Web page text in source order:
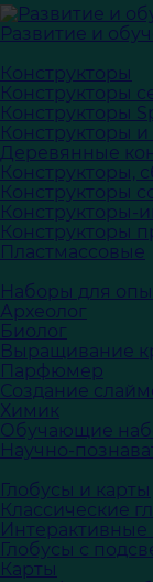
Развитие и
Конструкторы
Конструкторы
Конструкторы
Конструкторы
Деревянные
Конструкторы,
Конструкторы
Конструкторы-
Конструкторы
Пластмассовые
Наборы для
Археолог
Биолог
Выращивание
Парфюмер
Создание
Химик
Обучающие
Научно-
Глобусы и карты
Классические
Интерактивные
Глобусы с
Карты